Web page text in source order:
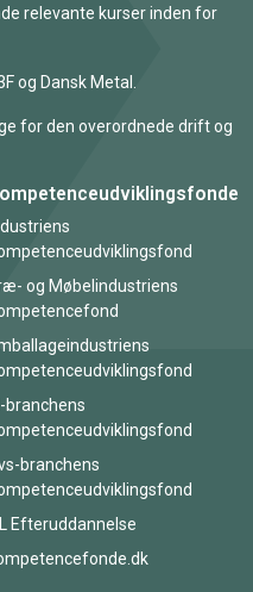
relevante kurser inden for
og Dansk Metal.
for den overordnede drift og
og Møbelindustriens
branchens
branchens
Efteruddannelse